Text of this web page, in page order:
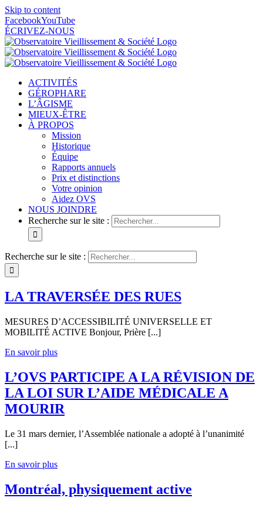
Skip to content
FacebookYouTube
ÉCRIVEZ-NOUS
ACTIVITÉS
GÉROPHARE
L’ÂGISME
MIEUX-ÊTRE
À PROPOS
Mission
Historique
Équipe
Rapports annuels
Prix et distinctions
Votre opinion
Aidez OVS
NOUS JOINDRE
Recherche sur le site :
Recherche sur le site :
LA TRAVERSÉE DES RUES
MESURES D’ACCESSIBILITÉ UNIVERSELLE ET
MOBILITÉ ACTIVE Bonjour, Prière [...]
En savoir plus
L’OVS PARTICIPE A LA RÉVISION DE
LA LOI SUR L’AIDE MÉDICALE A
MOURIR
Le 31 mars dernier, l’Assemblée nationale a adopté à l’unanimité
[...]
En savoir plus
Montréal, physiquement active